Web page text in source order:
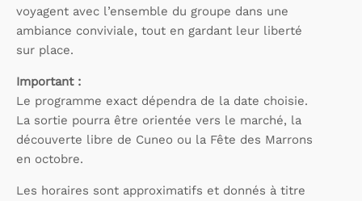
voyagent avec l’ensemble du groupe dans une
ambiance conviviale, tout en gardant leur liberté
sur place.
Important :
Le programme exact dépendra de la date choisie.
La sortie pourra être orientée vers le marché, la
découverte libre de Cuneo ou la Fête des Marrons
en octobre.
Les horaires sont approximatifs et donnés à titre